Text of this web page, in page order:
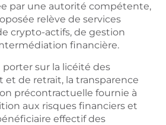
par une autorité compétente,
relève de services
crypto-actifs, de gestion
financière.
porter sur la licéité des
et de retrait, la transparence
précontractuelle fournie à
aux risques financiers et
effectif des